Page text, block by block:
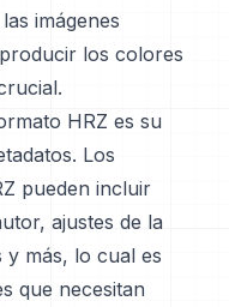
imágenes
los colores
HRZ es su
Los
pueden incluir
ajustes de la
y más, lo cual es
que necesitan